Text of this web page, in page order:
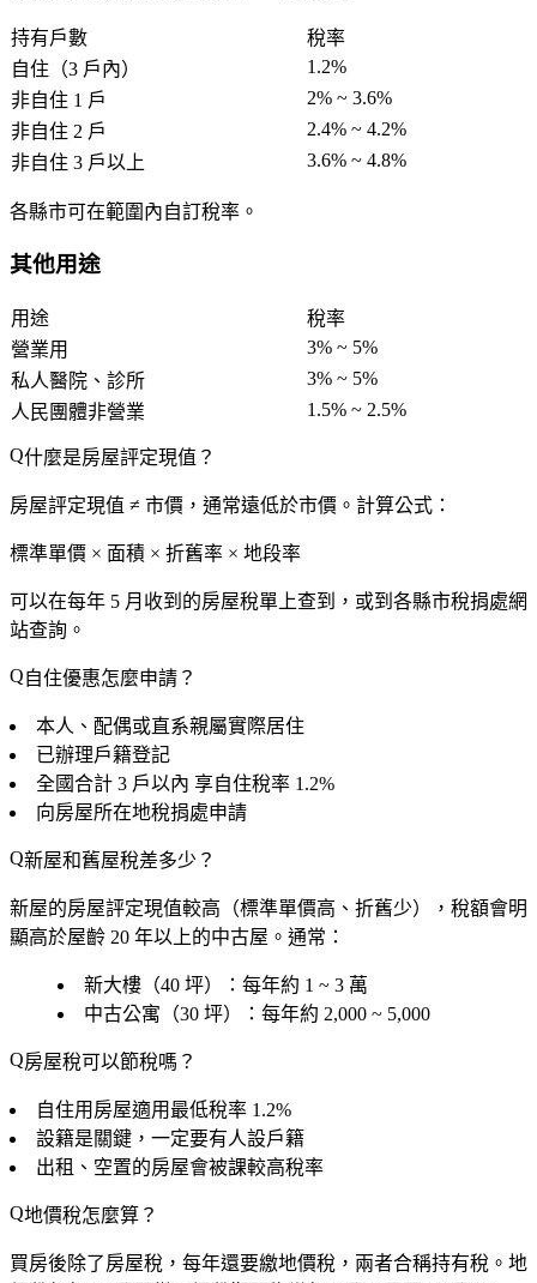
持有戶數
稅率
自住（3 戶內）
1.2%
非自住 1 戶
2% ~ 3.6%
非自住 2 戶
2.4% ~ 4.2%
非自住 3 戶以上
3.6% ~ 4.8%
各縣市可在範圍內自訂稅率。
其他用途
用途
稅率
營業用
3% ~ 5%
私人醫院、診所
3% ~ 5%
人民團體非營業
1.5% ~ 2.5%
什麼是房屋評定現值？
房屋評定現值 ≠ 市價，通常遠低於市價。計算公式：
標準單價 × 面積 × 折舊率 × 地段率
可以在每年 5 月收到的房屋稅單上查到，或到各縣市稅捐處網
站查詢。
自住優惠怎麼申請？
本人、配偶或直系親屬實際居住
已辦理戶籍登記
全國合計 3 戶以內 享自住稅率 1.2%
向房屋所在地稅捐處申請
新屋和舊屋稅差多少？
新屋的房屋評定現值較高（標準單價高、折舊少），稅額會明
顯高於屋齡 20 年以上的中古屋。通常：
新大樓（40 坪）：每年約 1 ~ 3 萬
中古公寓（30 坪）：每年約 2,000 ~ 5,000
房屋稅可以節稅嗎？
自住用房屋適用最低稅率 1.2%
設籍是關鍵，一定要有人設戶籍
出租、空置的房屋會被課較高稅率
地價稅怎麼算？
買房後除了房屋稅，每年還要繳地價稅 ，兩者合稱持有稅。地